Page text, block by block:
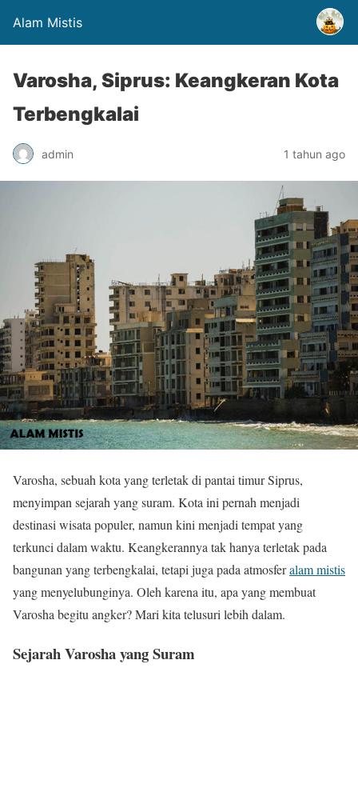
Alam Mistis
Varosha, Siprus: Keangkeran Kota
Terbengkalai
admin 1 tahun ago
Varosha, sebuah kota yang terletak di pantai timur Siprus,
menyimpan sejarah yang suram. Kota ini pernah menjadi
destinasi wisata populer, namun kini menjadi tempat yang
terkunci dalam waktu. Keangkerannya tak hanya terletak pada
bangunan yang terbengkalai, tetapi juga pada atmosferalam mistis
yang menyelubunginya. Oleh karena itu, apa yang membuat
Varosha begitu angker? Mari kita telusuri lebih dalam.
Sejarah Varosha yang Suram